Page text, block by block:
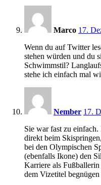
Marco 17.
Wenn du auf Twitter
stehen würden und du
Schwimmstil?
stehe ich einfach mal
Nember 17.
Sie war fast zu
direkt beim
bei den Olympischen
(ebenfalls Ikone) den
Karriere als
dem Vizetitel